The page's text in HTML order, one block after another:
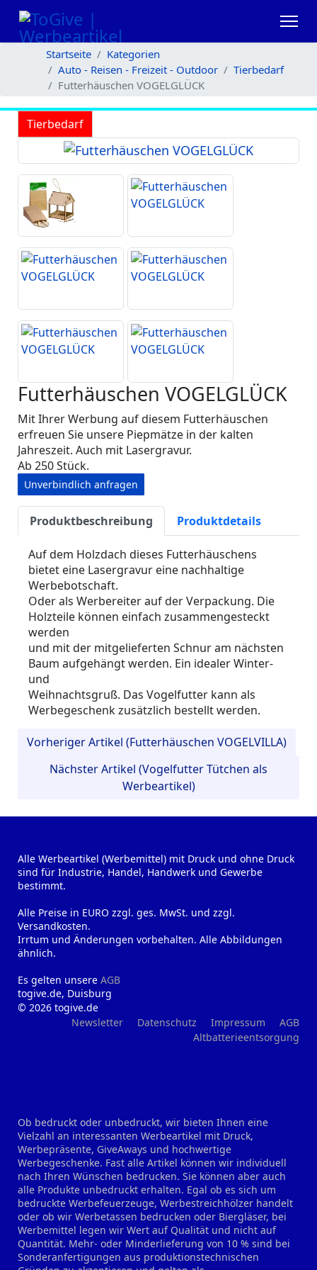
Startseite
Kategorien
Auto - Reisen - Freizeit - Outdoor
Tierbedarf
Futterhäuschen VOGELGLÜCK
Tierbedarf
Futterhäuschen VOGELGLÜCK
Mit Ihrer Werbung auf diesem Futterhäuschen
erfreuen Sie unsere Piepmätze in der kalten
Jahreszeit. Auch mit Lasergravur.
Ab 250 Stück.
Unverbindlich anfragen
Produktbeschreibung Produktdetails
Auf dem Holzdach dieses Futterhäuschens
bietet eine Lasergravur eine nachhaltige
Werbebotschaft.
Oder als Werbereiter auf der Verpackung. Die
Holzteile können einfach zusammengesteckt
werden
und mit der mitgelieferten Schnur am nächsten
Baum aufgehängt werden. Ein idealer Winter-
und
Weihnachtsgruß. Das Vogelfutter kann als
Werbegeschenk zusätzlich bestellt werden.
Vorheriger Artikel (Futterhäuschen VOGELVILLA)
Nächster Artikel (Vogelfutter Tütchen als
Werbeartikel)
Alle Werbeartikel (Werbemittel) mit Druck und ohne Druck
sind für Industrie, Handel, Handwerk und Gewerbe
bestimmt.
Alle Preise in EURO zzgl. ges. MwSt. und zzgl.
Versandkosten.
Irrtum und Änderungen vorbehalten. Alle Abbildungen
ähnlich.
Es gelten unsere AGB
togive.de, Duisburg
© 2026 togive.de
Newsletter
Datenschutz Impressum
AGB
Altbatterieentsorgung
Ob bedruckt oder unbedruckt, wir bieten Ihnen eine
Vielzahl an interessanten Werbeartikel mit Druck,
Werbepräsente, GiveAways und hochwertige
Werbegeschenke. Fast alle Artikel können wir individuell
nach Ihren Wünschen bedrucken. Sie können aber auch
alle Produkte unbedruckt erhalten. Egal ob es sich um
bedruckte Werbefeuerzeuge, Werbestreichhölzer handelt
oder ob wir Werbetassen bedrucken oder Biergläser, bei
Werbemittel legen wir Wert auf Qualität und nicht auf
Quantität. Mehr- oder Minderlieferung von 10 % sind bei
Sonderanfertigungen aus produktionstechnischen